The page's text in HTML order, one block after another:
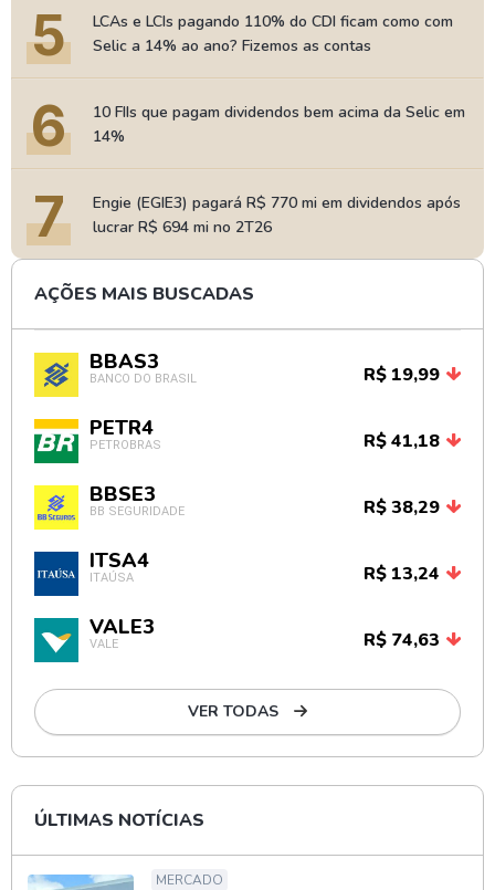
5
LCAs e LCIs pagando 110% do CDI ficam como com
Selic a 14% ao ano? Fizemos as contas
6
10 FIIs que pagam dividendos bem acima da Selic em
14%
7
Engie (EGIE3) pagará R$ 770 mi em dividendos após
lucrar R$ 694 mi no 2T26
AÇÕES MAIS BUSCADAS
BBAS3
BANCO DO BRASIL R$ 19,99
PETR4
PETROBRAS R$ 41,18
BBSE3
BB SEGURIDADE R$ 38,29
ITSA4
ITAÚSA R$ 13,24
VALE3
VALE R$ 74,63
VER TODAS
ÚLTIMAS NOTÍCIAS
MERCADO